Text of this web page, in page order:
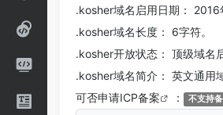
.kosher域名 启用日期：
.kosher域名长度： 6字符。
.kosher开放状态： 顶级域名
.kosher域名简介： 英文通用
可否申请ICP备案 ： 不支持